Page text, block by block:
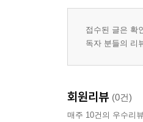
접수된 글은 확
독자 분들의 리
회원리뷰 (0건)
매주 10건의 우수리